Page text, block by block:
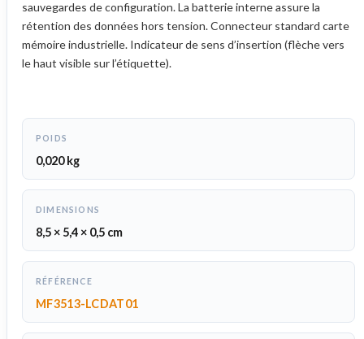
sauvegardes de configuration. La batterie interne assure la
rétention des données hors tension. Connecteur standard carte
mémoire industrielle. Indicateur de sens d’insertion (flèche vers
le haut visible sur l’étiquette).
POIDS
0,020 kg
DIMENSIONS
8,5 × 5,4 × 0,5 cm
RÉFÉRENCE
MF3513-LCDAT01